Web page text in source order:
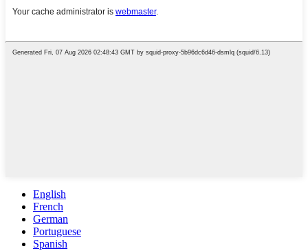
English
French
German
Portuguese
Spanish